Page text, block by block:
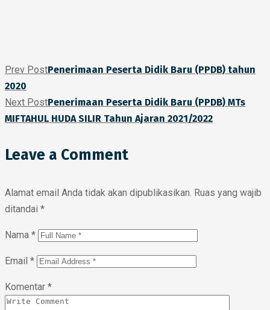
Prev PostPenerimaan Peserta Didik Baru (PPDB) tahun
2020
Next PostPenerimaan Peserta Didik Baru (PPDB) MTs
MIFTAHUL HUDA SILIR Tahun Ajaran 2021/2022
Leave a Comment
Alamat email Anda tidak akan dipublikasikan. Ruas yang wajib
ditandai *
Nama *
Email *
Komentar *